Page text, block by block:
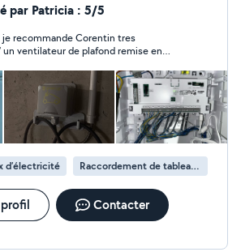
voiture électrique. - Pose de
point lumineux - Plein d autres. ou
- Caméra de surveillance -
- Détecteur de présence -
- Plein d autres Tarifs : 60e la
de l heure les suivantes (30 euros
(Si vous êtes trop loin, 1 trajet
pour moi)
par Patricia : 5/5
d’électricité Raccordement de tableau électrique
Contacter